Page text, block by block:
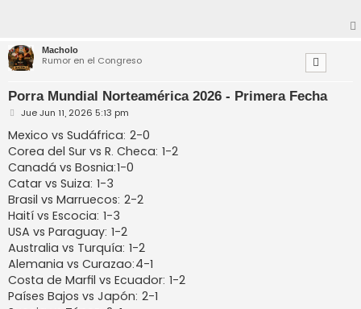
Macholo
Rumor en el Congreso
Porra Mundial Norteamérica 2026 - Primera Fecha
M
n
s
a
j
e
Jue Jun 11, 2026 5:13 pm
Mexico vs Sudáfrica: 2-0
Corea del Sur vs R. Checa: 1-2
Canadá vs Bosnia:1-0
Catar vs Suiza: 1-3
Brasil vs Marruecos: 2-2
Haití vs Escocia: 1-3
USA vs Paraguay: 1-2
Australia vs Turquía: 1-2
Alemania vs Curazao:4-1
Costa de Marfil vs Ecuador: 1-2
Países Bajos vs Japón: 2-1